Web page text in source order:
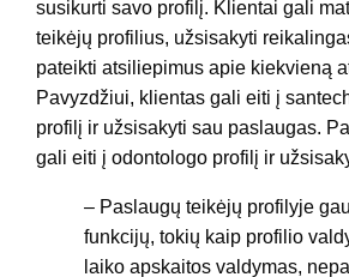
susikurti savo profilį. Klientai gali
teikėjų profilius, užsisakyti
pateikti atsiliepimus apie kiekvieną
Pavyzdžiui, klientas gali eiti į
profilį ir užsisakyti sau paslaugas.
gali eiti į odontologo profilį ir
– Paslaugų teikėjų profilyje
funkcijų, tokių kaip profilio
laiko apskaitos valdymas,